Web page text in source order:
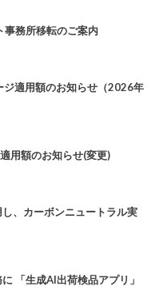
事務所移転のご案内
ジ適用額のお知らせ（2026年
用額のお知らせ(変更)
、カーボンニュートラル実
「生成AI出荷検品アプリ」